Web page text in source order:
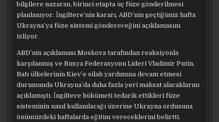
bilgilere nazaran, birinci etapta üç füze gönderilmesi
planlanıyor. İngiltere’nin kararı, ABD’nin geçtiğimiz hafta
Ukrayna’ya füze sistemi göndereceğini açıklamasını
izliyor.
ABD’nin açıklaması Moskova tarafından reaksiyonla
karşılanmış ve Rusya Federasyonu Lideri Vladimir Putin,
Batı ülkelerinin Kiev’e silah yardımına devam etmesi
durumunda Ukrayna’da daha fazla yeri maksat alacaklarını
açıklamıştı. İngiltere hükümeti tedarik ettikleri füze
sisteminin nasıl kullanılacağı üzerine Ukrayna ordusuna
önümüzdeki haftalarda eğitim vereceklerini belirtti.